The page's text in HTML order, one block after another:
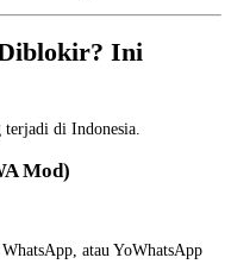
Ini
di Indonesia.
Mod)
atau YoWhatsApp